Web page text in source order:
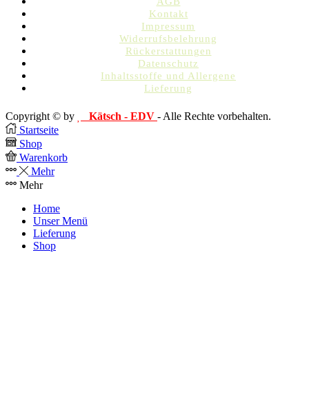
Kontakt
Impressum
Widerrufsbelehrung
Rückerstattungen
Datenschutz
Inhaltsstoffe und Allergene
Lieferung
Copyright © by Kätsch - EDV - Alle Rechte vorbehalten.
Startseite
Shop
Warenkorb
Mehr
Mehr
Home
Unser Menü
Lieferung
Shop